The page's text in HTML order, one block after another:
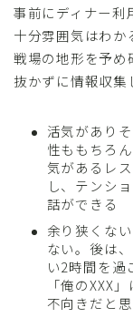
事前にディナー利
十分雰囲気はわか
戦場の地形を予め
抜かずに情報収集
活気があり
性ももちろ
気があるレ
し、テンシ
話ができる
余り狭くな
ない。後は
い2時間を過
「俺のXXX
不向きだと